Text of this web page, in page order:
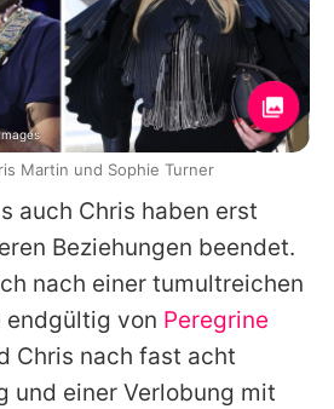
auch Chris haben erst
Beziehungen beendet.
nach einer tumultreichen
endgültig von Peregrine
Chris nach fast acht
und einer Verlobung mit
Martin und Sophie Turner